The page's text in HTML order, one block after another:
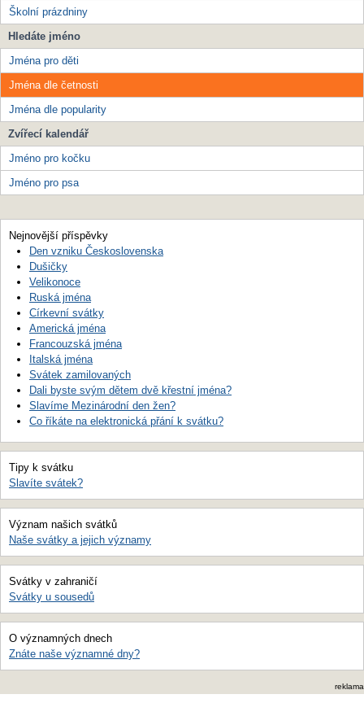
Školní prázdniny
Hledáte jméno
Jména pro děti
Jména dle četnosti
Jména dle popularity
Zvířecí kalendář
Jméno pro kočku
Jméno pro psa
Nejnovější příspěvky
Den vzniku Československa
Dušičky
Velikonoce
Ruská jména
Církevní svátky
Americká jména
Francouzská jména
Italská jména
Svátek zamilovaných
Dali byste svým dětem dvě křestní jména?
Slavíme Mezinárodní den žen?
Co říkáte na elektronická přání k svátku?
Tipy k svátku
Slavíte svátek?
Význam našich svátků
Naše svátky a jejich významy
Svátky v zahraničí
Svátky u sousedů
O významných dnech
Znáte naše významné dny?
reklama